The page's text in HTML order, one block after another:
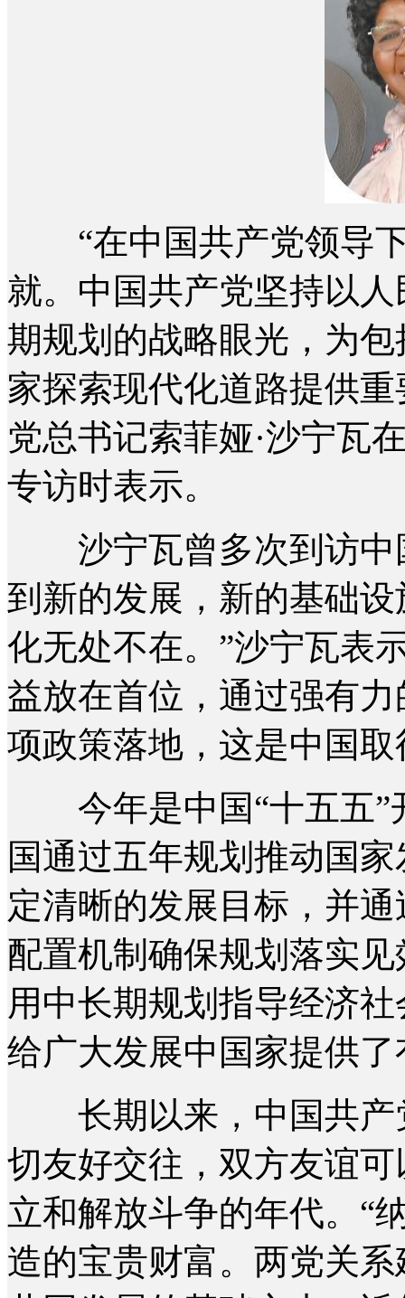
“在中国共产党领导下
就。中国共产党坚持以
期规划的战略眼光，为
家探索现代化道路提供
党总书记索菲娅·沙宁瓦
专访时表示。
沙宁瓦曾多次到访中
到新的发展，新的基础
化无处不在。”沙宁瓦表
益放在首位，通过强有
项政策落地，这是中国
今年是中国“十五五”
国通过五年规划推动国
定清晰的发展目标，并
配置机制确保规划落实
用中长期规划指导经济
给广大发展中国家提供
长期以来，中国共产
切友好交往，双方友谊
立和解放斗争的年代。“
造的宝贵财富。两党关